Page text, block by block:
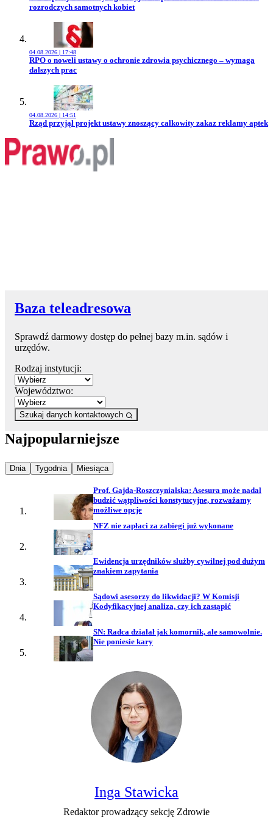
rozrodczych samotnych kobiet
04.08.2026 | 17:48
Przejdź do artykułu:
RPO o noweli ustawy o ochronie zdrowia psychicznego – wymaga
dalszych prac
04.08.2026 | 14:51
Przejdź do artykułu:
Rząd przyjął projekt ustawy znoszący całkowity zakaz reklamy aptek
Baza teleadresowa
Sprawdź darmowy dostęp do pełnej bazy m.in. sądów i
urzędów.
Rodzaj instytucji:
Województwo:
Szukaj danych kontaktowych
Najpopularniejsze
Najpopularniejsze wiadomości z
Dnia Najpopularniejsze wiadomości z
Tygodnia Najpopularniejsze wiadomości z
Miesiąca
Prof. Gajda-Roszczynialska: Asesura może nadal
budzić wątpliwości konstytucyjne, rozważamy
możliwe opcje
NFZ nie zapłaci za zabiegi już wykonane
Ewidencja urzędników służby cywilnej pod dużym
znakiem zapytania
Sądowi asesorzy do likwidacji? W Komisji
Kodyfikacyjnej analiza, czy ich zastąpić
SN: Radca działał jak komornik, ale samowolnie.
Nie poniesie kary
Inga Stawicka
Redaktor prowadzący sekcję Zdrowie